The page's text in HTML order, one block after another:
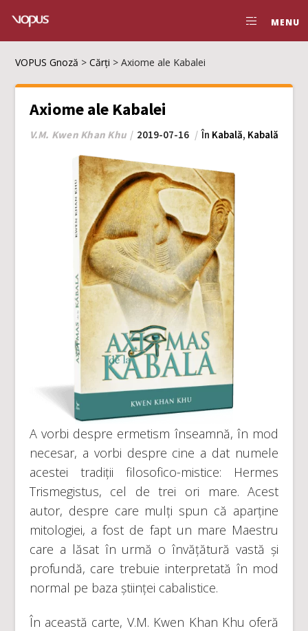
MENU
VOPUS Gnoză >Cărți >Axiome ale Kabalei
Axiome ale Kabalei
V.M. Kwen Khan Khu 2019-07-16 În Kabală, Kabală
A vorbi despre ermetism înseamnă, în mod
necesar, a vorbi despre cine a dat numele
acestei tradiții filosofico-mistice: Hermes
Trismegistus, cel de trei ori mare. Acest
autor, despre care mulți spun că aparține
mitologiei, a fost de fapt un mare Maestru
care a lăsat în urmă o învățătură vastă și
profundă, care trebuie interpretată în mod
normal pe baza științei cabalistice.
În această carte, V.M. Kwen Khan Khu oferă